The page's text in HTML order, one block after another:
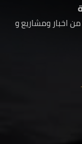
اخبار ومشاريع و